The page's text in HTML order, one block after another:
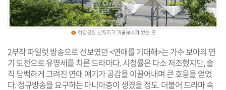
2부작 파일럿 방송으로 선보였던 <연애를 기대해>는 가수 보아의 연
기 도전으로 유명세를 치른 드라마다. 시청률은 다소 저조했지만, 솔
직 담백하게 그려진 연애 얘기가 공감을 이끌어내며 큰 호응을 얻었
다. 정규방송을 요구하는 마니아층이 생겼을 정도. 더불어 드라마 속